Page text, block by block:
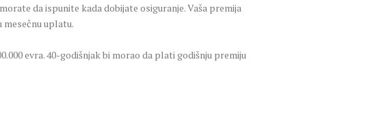
da ispunite kada dobijate osiguranje. Vaša premija
uplatu.
evra. 40-godišnjak bi morao da plati godišnju premiju